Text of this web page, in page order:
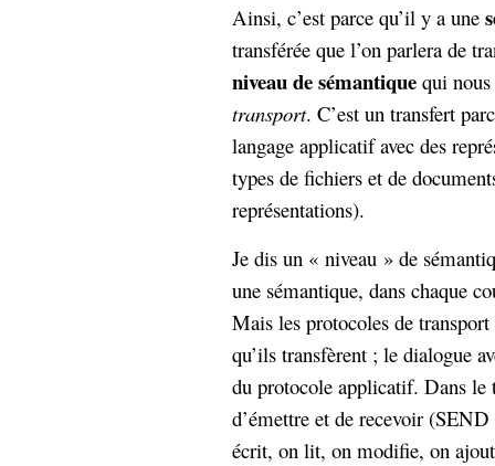
Ainsi, c’est parce qu’il y a une
transférée que l’on parlera de
niveau de sémantique qui
transport. C’est un transfert
langage applicatif avec des
types de fichiers et de
représentations).
Je dis un « niveau » de
une sémantique, dans chaque
Mais les protocoles de
qu’ils transfèrent ; le dialogue
du protocole applicatif. Dans le
d’émettre et de recevoir
écrit, on lit, on modifie, on